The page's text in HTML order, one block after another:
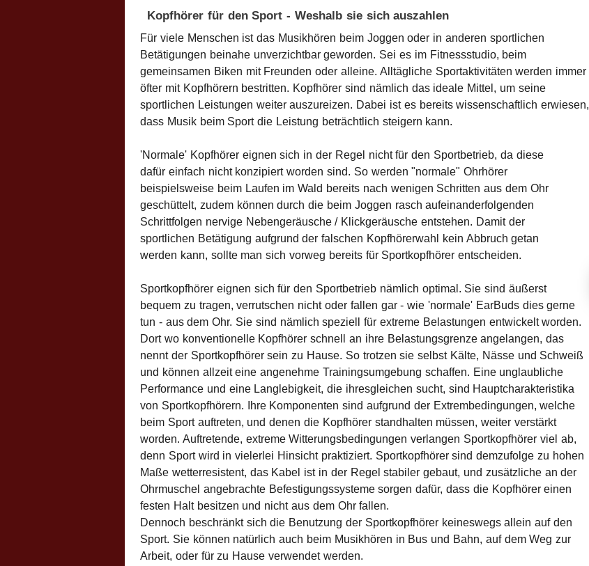
Kopfhörer für den Sport - Weshalb sie sich auszahlen
Für viele Menschen ist das Musikhören beim Joggen oder in anderen sportlichen
Betätigungen beinahe unverzichtbar geworden. Sei es im Fitnessstudio, beim
gemeinsamen Biken mit Freunden oder alleine. Alltägliche Sportaktivitäten werden immer
öfter mit Kopfhörern bestritten. Kopfhörer sind nämlich das ideale Mittel, um seine
sportlichen Leistungen weiter auszureizen. Dabei ist es bereits wissenschaftlich erwiesen,
dass Musik beim Sport die Leistung beträchtlich steigern kann.
'Normale' Kopfhörer eignen sich in der Regel nicht für den Sportbetrieb, da diese
dafür einfach nicht konzipiert worden sind. So werden "normale" Ohrhörer
beispielsweise beim Laufen im Wald bereits nach wenigen Schritten aus dem Ohr
geschüttelt, zudem können durch die beim Joggen rasch aufeinanderfolgenden
Schrittfolgen nervige Nebengeräusche / Klickgeräusche entstehen. Damit der
sportlichen Betätigung aufgrund der falschen Kopfhörerwahl kein Abbruch getan
werden kann, sollte man sich vorweg bereits für Sportkopfhörer entscheiden.
Sportkopfhörer eignen sich für den Sportbetrieb nämlich optimal. Sie sind äußerst
bequem zu tragen, verrutschen nicht oder fallen gar - wie 'normale' EarBuds dies gerne
tun - aus dem Ohr. Sie sind nämlich speziell für extreme Belastungen entwickelt worden.
Dort wo konventionelle Kopfhörer schnell an ihre Belastungsgrenze angelangen, das
nennt der Sportkopfhörer sein zu Hause. So trotzen sie selbst Kälte, Nässe und Schweiß
und können allzeit eine angenehme Trainingsumgebung schaffen. Eine unglaubliche
Performance und eine Langlebigkeit, die ihresgleichen sucht, sind Hauptcharakteristika
von Sportkopfhörern. Ihre Komponenten sind aufgrund der Extrembedingungen, welche
beim Sport auftreten, und denen die Kopfhörer standhalten müssen, weiter verstärkt
worden. Auftretende, extreme Witterungsbeding­ungen verlangen Sportkopfhörer viel ab,
denn Sport wird in vielerlei Hinsicht praktiziert. Sportkopfhörer sind demzufolge zu hohen
Maße wetterresistent, das Kabel ist in der Regel stabiler gebaut, und zusätzliche an der
Ohrmuschel angebrachte Befestigungssysteme sorgen dafür, dass die Kopfhörer einen
festen Halt besitzen und nicht aus dem Ohr fallen.
Dennoch beschränkt sich die Benutzung der Sportkopfhörer keineswegs allein auf den
Sport. Sie können natürlich auch beim Musikhören in Bus und Bahn, auf dem Weg zur
Arbeit, oder für zu Hause verwendet werden.